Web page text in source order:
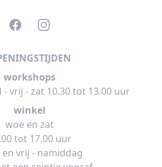
FacebookInstagram
workshops
- vrij - zat 10.30 tot 13.00 uur
winkel
woe en zat
tot 17.00 uur
vrij - namiddag